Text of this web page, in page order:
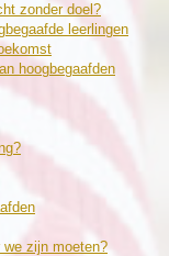
zonder doel?
leerlingen
hoogbegaafden
zijn moeten?